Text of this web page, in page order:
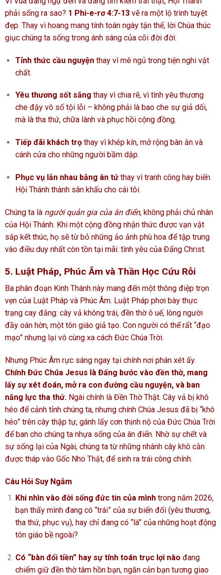
phải sống ra sao? 1 Phi-e-rơ 4:7-13 vẽ ra một lộ trình tuyệt
đẹp. Thay vì hoang mang tính toán ngày tận thế, lời Chúa thúc
giục chúng ta sống trong ánh sáng của cõi đời đời:
Tỉnh thức cầu nguyệnthay vì mê ngủ trong tiện nghi vật
chất.
Yêu thương sốt sắng thay vì chia rẽ, vì tình yêu thương
che đậy vô số tội lỗi – không phải là bao che sự giả dối,
mà là tha thứ, chữa lành và phục hồi cộng đồng.
Tiếp đãi khách trọthay vì khép kín, mở rộng bàn ăn và
cánh cửa cho những người bầm dập.
Phục vụ lẫn nhau bằng ân tứthay vì tranh công hay biến
Hội Thánh thành sân khấu cho cái tôi.
Chúng ta là người quản gia của ân điển, không phải chủ nhân
của Hội Thánh. Khi một cộng đồng nhận thức được vạn vật
sắp kết thúc, họ sẽ từ bỏ những ảo ảnh phù hoa để tập trung
vào điều duy nhất còn tồn tại mãi: tình yêu của Đấng Christ.
5. Luật Pháp, Phúc Âm và Thần Học Cứu Rỗi
Ba phân đoạn Kinh Thánh này mang đến một thông điệp trọn
vẹn của Luật Pháp và Phúc Âm. Luật Pháp phơi bày thực
trạng cay đắng: cây vả không trái, đền thờ ô uế, lòng người
đầy oán hờn, một tôn giáo giả tạo. Con người có thể rất “đạo
mạo” nhưng lại vô cùng xa cách Đức Chúa Trời.
Nhưng Phúc Âm rực sáng ngay tại chính nơi phán xét ấy.
Chính Đức Chúa Jesus là Đấng bước vào đền thờ, mang
lấy sự xét đoán, mở ra con đường cầu nguyện, và ban
năng lực tha thứ. Ngài chính là Đền Thờ Thật. Cây vả bị khô
héo để cảnh tỉnh chúng ta, nhưng chính Chúa Jesus đã bị “khô
héo” trên cây thập tự, gánh lấy cơn thịnh nộ của Đức Chúa Trời
để ban cho chúng ta nhựa sống của ân điển. Nhờ sự chết và
sự sống lại của Ngài, chúng ta từ những nhánh cây khô cằn
được tháp vào Gốc Nho Thật, để sinh ra trái công chính.
Câu Hỏi Suy Ngẫm
Khi nhìn vào đời sống đức tin của mìnhtrong năm 2026,
bạn thấy mình đang có “trái” của sự biến đổi (yêu thương,
tha thứ, phục vụ), hay chỉ đang có “lá” của những hoạt động
tôn giáo bề ngoài?
Có “bàn đổi tiền” hay sự tính toán trục lợi nào đang
chiếm giữ đền thờ tâm hồn bạn, ngăn cản bạn tương giao